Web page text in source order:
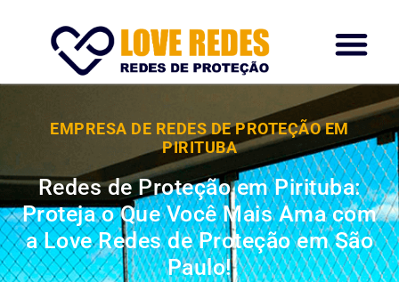
EMPRESA DE REDES DE PROTEÇÃO EM
PIRITUBA
Redes de Proteção em Pirituba:
Proteja o Que Você Mais Ama com
a Love Redes de Proteção em São
Paulo!